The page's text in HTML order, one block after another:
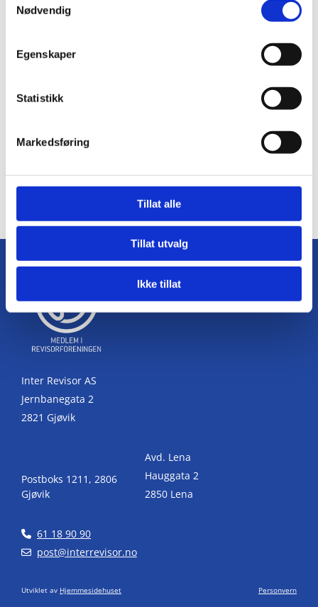
Nødvendig
Egenskaper
Statistikk
Markedsføring
Tillat alle
Tillat utvalg
Ikke tillat
Inter Revisor AS
Jernbanegata 2
2821 Gjøvik
Postboks 1211, 2806
Gjøvik
Avd. Lena
Hauggata 2
2850 Lena
 61 18 90 90
 post@interrevisor.no
Utviklet av Hjemmesidehuset Personvern